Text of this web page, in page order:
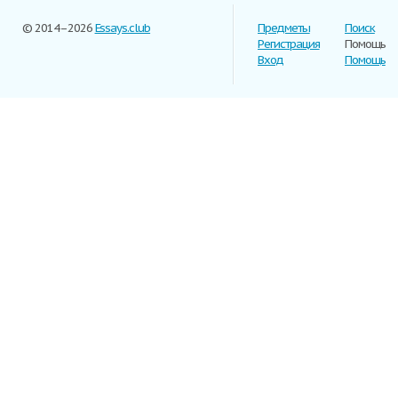
© 2014–2026Essays.club
Предметы
Регистрация
Вход
Поиск
Помощь
Помощь